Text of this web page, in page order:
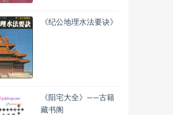
《纪公地理水法要诀》
《阳宅大全》——古籍
藏书阁